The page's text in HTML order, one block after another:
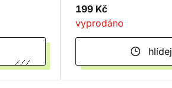
199 Kč
vyprodáno
hlídej